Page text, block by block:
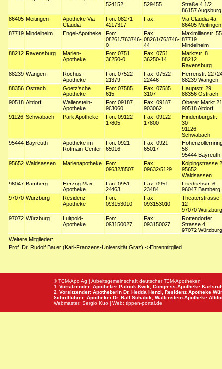
524152
529455
Straße 4 1/2
86157 Augsburg
86405 Meitingen
Apotheke Via
Claudia
Fon: 08271-
4217317
Fax:
Via Claudia 4a
86405 Meitingen
87719 Mindelheim Engel-Apotheke
Fon:
08261/763746-
0
Fax:
08261/763746-
44
Maximilianstr. 55
87719
Mindelheim
88212 Ravensburg
Marien-
Apotheke
Fon: 0751
36250-0
Fax: 0751
36250-14
Marktstr. 8
88212
Ravensburg
88239 Wangen
Rochus-
Apotheke
Fon: 07522-
21379
Fax: 07522-
22446
Herrenstr. 22+24
88239 Wangen
88356 Ostrach
Goetz'sche
Apotheke
Fon: 07585
615
Fax: 07585
3107
Hauptstr. 29
88356 Ostrach
90518 Altdorf
Wallenstein-
Apotheke
Fon: 09187
903060
Fax: 09187
903062
Oberer Markt 21
90518 Altdorf
91126 Schwabach Park Apotheke
Fon: 09122-
17805
Fax: 09122-
17800
Hindenburgstr.
30
91126
Schwabach
95444 Bayreuth
Apotheke im
Rotmain-Center
Fon: 0921
65016
Fax: 0921
65017
Hohenzollernring
58
95444 Bayreuth
95652 Waldsassen Marienapotheke
Fon:
09632/8507
Fax:
09632/5129
Kolpingstrasse 2
95652
Waldsassen
96047 Bamberg
Herzog Max
Apotheke
Fon: 0951
24463
Fax: 0951
23484
Friedrichstr. 6
96047 Bamberg
97070 Würzburg
Residenz
Apotheke
Fon:
093153010
Fax:
093153010
Theaterstrasse
12
97070 Würzburg
97072 Würzburg
Luitpold-
Apotheke
Fon:
093150027
Fax:
093150027
Rottendorfer
Strasse 4
97072 Würzburg
Weitere Mitglieder:
Prof. Dr. Rudolf Bauer (Karl-Franzens-Universität Graz) ->Ehrenmitglied
© TCM-Apo Ag | Arbeitsgemeinschaft deutscher TCM-Apotheken
1. Vorsitzender: Apotheker Patrick Kwik, Congress-Apotheke
2. Vorsitzender: Apothekerin Dr. Hedda Henzl, Residenz Apotheke
Schriftführer: Apotheker Dr. Ralf Schabik, Wallenstein-Apotheke
Webmaster: Sergio Kuo | Web: tippen-portal.de